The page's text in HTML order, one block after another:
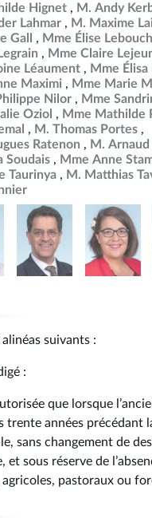
Hignet
M. Andy
Lahmar
M. Maxime
Gall
Mme Élise
Mme Claire
Léaument
Mme
Maximi
Mme Marie
Nilor
Mme
Oziol
Mme Mathilde
M. Thomas Portes
Ratenon
M.
Soudais
Mme Anne
Taurinya
M. Matthias
suivants :
:
que lorsque
années précédant
sans changement de
sous réserve de
pastoraux ou